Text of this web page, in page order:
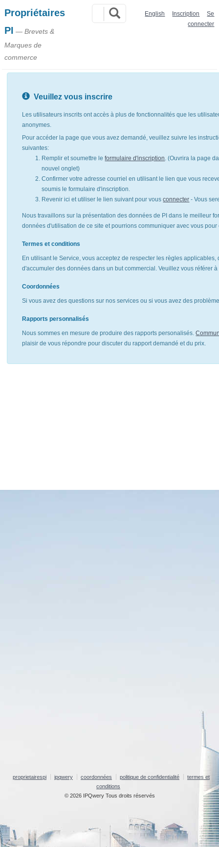
Propriétaires
PI — Brevets &
Marques de
commerce
English Inscription
Se
connecter
Veuillez vous inscrire
Les utilisateurs inscrits ont accès à plus de fonctionnalités que les
anonymes.
Pour accéder la page que vous avez demandé, veuillez suivre les
suivantes:
Remplir et soumettre leformulaire d'inscription. (Ouvrira la page
nouvel onglet)
Confirmer votre adresse courriel en utilisant le lien que vous
soumis le formulaire d'inscription.
Revenir ici et utiliser le lien suivant pour vousconnecter - Vous
Nous travaillons sur la présentation des données de PI dans le meilleur
données d'utilisation de ce site et pourrions communiquer avec vous
Termes et conditions
En utilisant le Service, vous acceptez de respecter les règles
d'accumuler des données dans un but commercial. Veuillez vous référer
Coordonnées
Si vous avez des questions sur nos services ou si vous avez des
Rapports personnalisés
Nous sommes en mesure de produire des rapports personalisés.
plaisir de vous répondre pour discuter du rapport demandé et du prix.
proprietairespi ipqwery coordonnées politique de confidentialité
termes et
conditions
© 2026 IPQwery Tous droits réservés